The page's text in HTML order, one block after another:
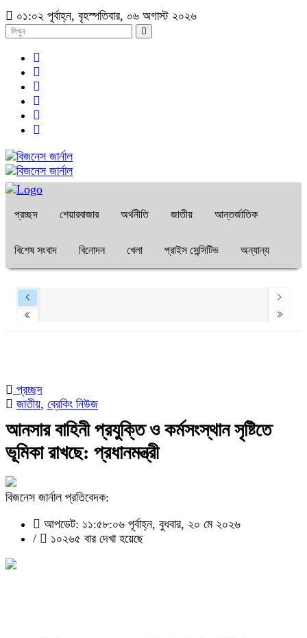
০১:০২ পূর্বাহ্ন, বৃহস্পতিবার, ০৬ অগাস্ট ২০২৬
প্রচ্ছদ শেয়ারবাজার অর্থনীতি জাতীয় আন্তর্জাতিক
বিশেষ সংবাদ বিনোদন খেলা প্রাইস সেন্সিটিভ অন্যান্য
প্রচ্ছদ
জাতীয়, ব্রেকিং নিউজ
আনসার বাহিনী প্রযুক্তি ও কর্মসংস্থান সৃষ্টিতে
ভূমিকা রাখছে: প্রধানমন্ত্রী
বিজনেস জার্নাল প্রতিবেদক:
আপডেট: ১১:৫৮:০৬ পূর্বাহ্ন, বুধবার, ২০ মে ২০২৬
/
১০২৬৫ বার দেখা হয়েছে